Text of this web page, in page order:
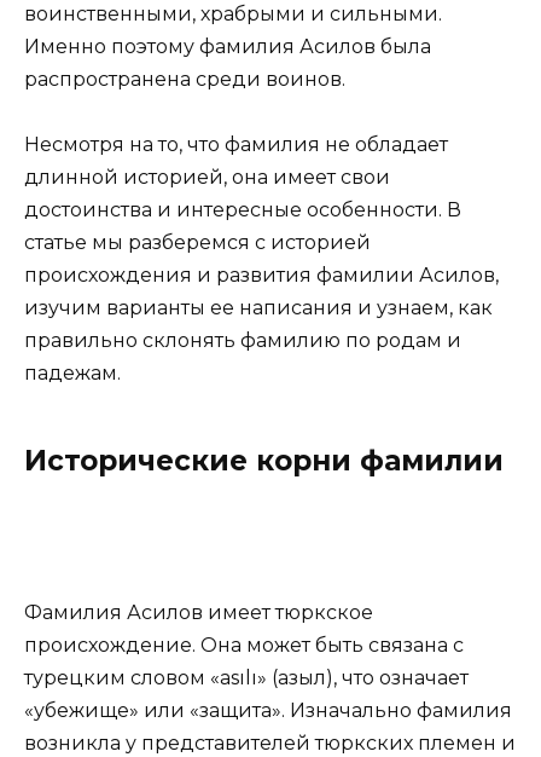
воинственными, храбрыми и сильными.
Именно поэтому фамилия Асилов была
распространена среди воинов.
Несмотря на то, что фамилия не обладает
длинной историей, она имеет свои
достоинства и интересные особенности. В
статье мы разберемся с историей
происхождения и развития фамилии Асилов,
изучим варианты ее написания и узнаем, как
правильно склонять фамилию по родам и
падежам.
Исторические корни фамилии
Фамилия Асилов имеет тюркское
происхождение. Она может быть связана с
турецким словом «asılı» (азыл), что означает
«убежище» или «защита». Изначально фамилия
возникла у представителей тюркских племен и